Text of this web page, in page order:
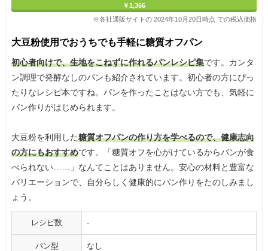
￥1,366
※各社通販サイトの 2024年10月20日時点 での税込価格
大豆粉使用でおうちでも手軽に糖質オフパン
初心者向けで、生地をこねずに作れるパンレシピ集です。カンタ
ン調理で発酵なしのパンも紹介されています。初心者の方にぴっ
たりなレシピ本ですね。パンを作ったことはない方でも、気軽に
パン作りがはじめられます。
大豆粉を利用した糖質オフパンの作り方を学べるので、健康志向
の方にもおすすめです。「糖質オフを心がけているからパンが食
べられない……」なんてことはありません。安心の材料と豊富な
バリエーションで、自分らしく健康的にパン作りをたのしみまし
ょう。
レシピ数 ‐
パン型 なし